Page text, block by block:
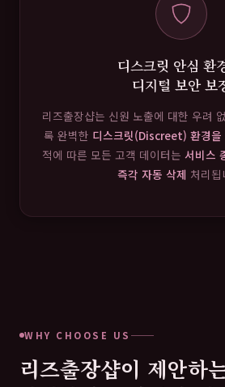
디스크릿 안심 환
디지털 보안 보
리즈출장샵는 신원 노출에 대한 우려
록 완벽한 디스크릿(Discreet) 환경을
적에 따른 모든 고객 데이터는 서비스
즉각 자동 삭제 처리됩
WHY CHOOSE US
리즈출장샵이 제안하